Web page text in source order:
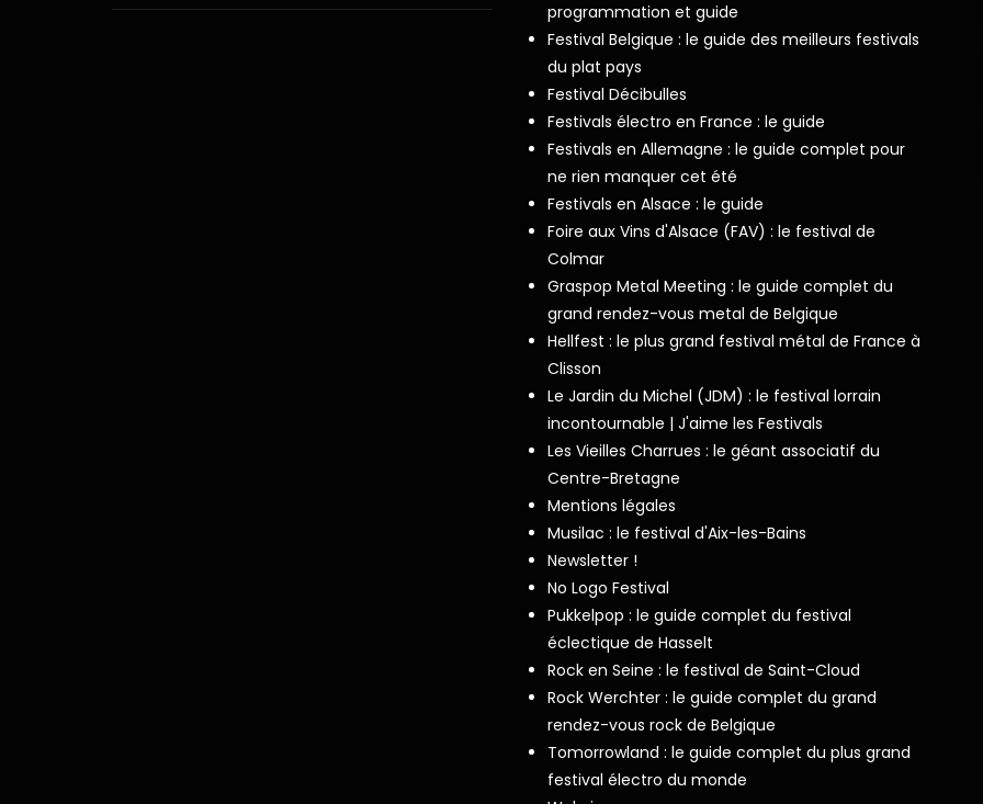
programmation et guide
Festival Belgique : le guide des meilleurs festivals
du plat pays
Festival Décibulles
Festivals électro en France : le guide
Festivals en Allemagne : le guide complet pour
ne rien manquer cet été
Festivals en Alsace : le guide
Foire aux Vins d'Alsace (FAV) : le festival de
Colmar
Graspop Metal Meeting : le guide complet du
grand rendez-vous metal de Belgique
Hellfest : le plus grand festival métal de France à
Clisson
Le Jardin du Michel (JDM) : le festival lorrain
incontournable | J'aime les Festivals
Les Vieilles Charrues : le géant associatif du
Centre-Bretagne
Mentions légales
Musilac : le festival d'Aix-les-Bains
Newsletter !
No Logo Festival
Pukkelpop : le guide complet du festival
éclectique de Hasselt
Rock en Seine : le festival de Saint-Cloud
Rock Werchter : le guide complet du grand
rendez-vous rock de Belgique
Tomorrowland : le guide complet du plus grand
festival électro du monde